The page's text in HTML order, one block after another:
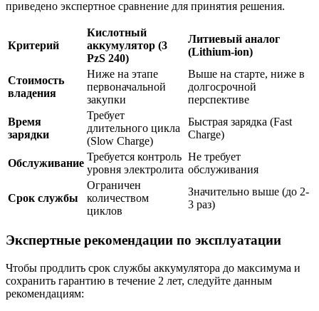
приведено экспертное сравнение для принятия решения.
Критерий
Кислотный
аккумулятор (3
PzS 240)
Литиевый аналог
(Lithium-ion)
Стоимость
владения
Ниже на этапе
первоначальной
закупки
Выше на старте, ниже в
долгосрочной
перспективе
Время
зарядки
Требует
длительного цикла
(Slow Charge)
Быстрая зарядка (Fast
Charge)
Обслуживание
Требуется контроль
уровня электролита
Не требует
обслуживания
Срок службы
Ограничен
количеством
циклов
Значительно выше (до 2-
3 раз)
Экспертные рекомендации по эксплуатации
Чтобы продлить срок службы аккумулятора до максимума и
сохранить гарантию в течение 2 лет, следуйте данным
рекомендациям: